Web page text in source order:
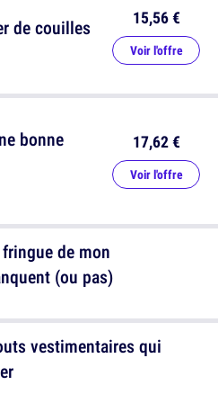
de couilles 15,56 €
Voir l'offre
de mon
(ou pas)
bonne
17,62 €
Voir l'offre
vestimentaires qui